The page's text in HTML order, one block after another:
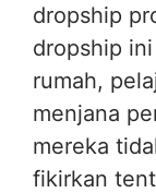
dropship
dropship
rumah,
menjana
mereka
fikirkan